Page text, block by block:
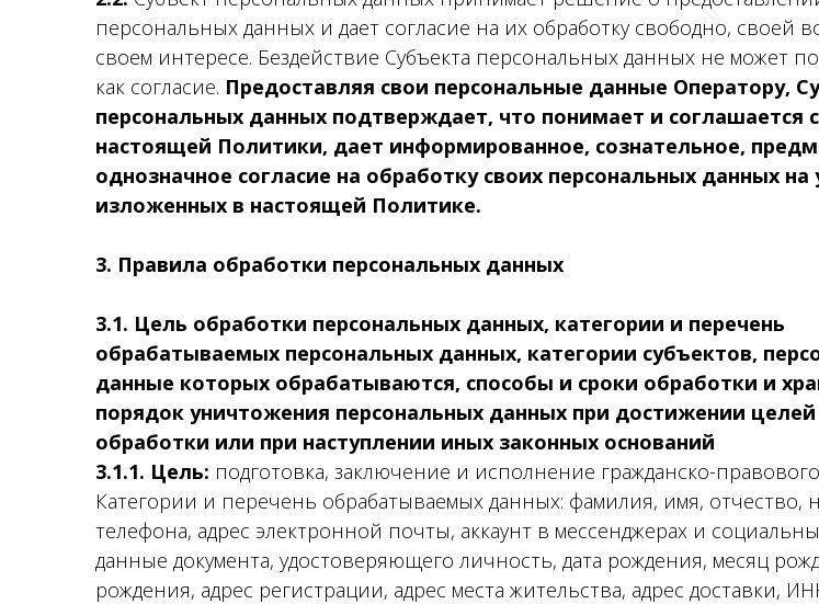
персональных данных и дает согласие на их обработку свободно, своей
своем интересе. Бездействие Субъекта персональных данных не может
как согласие. Предоставляя свои персональные данные Оператору,
персональных данных подтверждает, что понимает и соглашается
настоящей Политики, дает информированное, сознательное,
однозначное согласие на обработку своих персональных данных на
изложенных в настоящей Политике.
3. Правила обработки персональных данных
3.1. Цель обработки персональных данных, категории и перечень
обрабатываемых персональных данных, категории субъектов,
данные которых обрабатываются, способы и сроки обработки и
порядок уничтожения персональных данных при достижении целей
обработки или при наступлении иных законных оснований
3.1.1. Цель: подготовка, заключение и исполнение гражданско-
Категории и перечень обрабатываемых данных: фамилия, имя, отчество,
телефона, адрес электронной почты, аккаунт в мессенджерах и
данные документа, удостоверяющего личность, дата рождения, месяц
рождения, адрес регистрации, адрес места жительства, адрес доставки,